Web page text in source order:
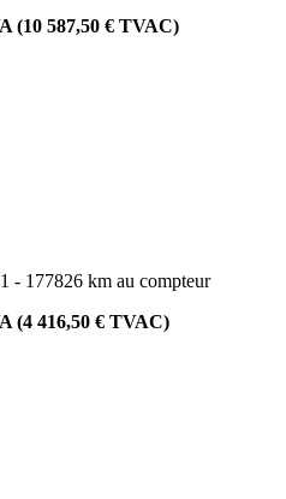
(10 587,50 € TVAC)
- 177826 km au compteur
(4 416,50 € TVAC)